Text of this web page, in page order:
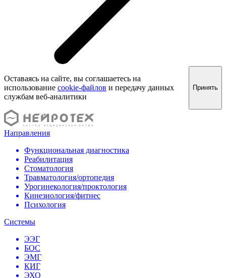
Оставаясь на сайте, вы соглашаетесь на
использование cookie-файлов и передачу данных
службам веб-аналитики
Принять
Направления
Функциональная диагностика
Реабилитация
Стоматология
Травматология/ортопедия
Урогинекология/проктология
Кинезиология/фитнес
Психология
Системы
ЭЭГ
БОС
ЭМГ
КИГ
ЭХО